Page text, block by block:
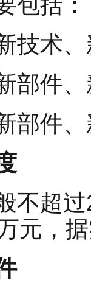
技术
部件
部件
不超
元，